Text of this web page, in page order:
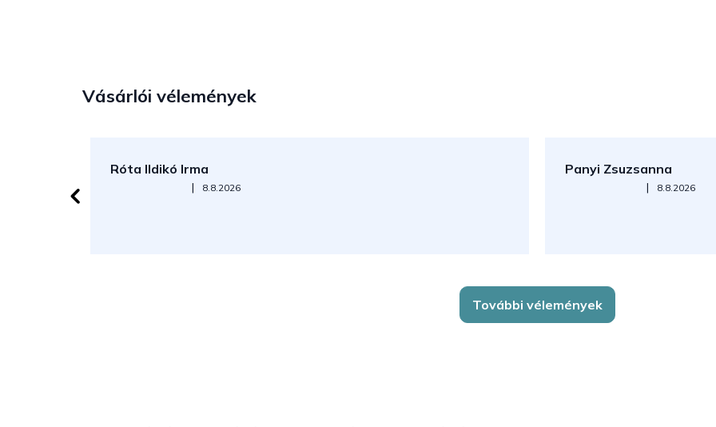
Vásárlói vélemények
Róta Ildikó Irma
Az áruház értékelése 5-ből 5 csillag.
| 8.8.2026
Panyi Zsuzsanna
Az áruház értékelése 5-ből
| 8.8.2026
További vélemények